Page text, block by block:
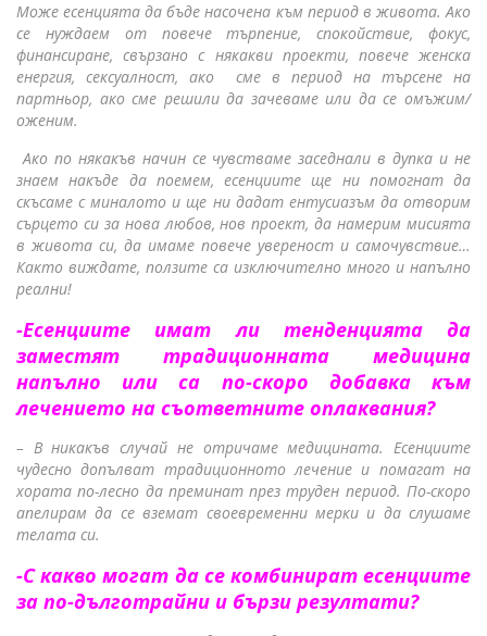
Може есенцията да бъде насочена към период в живота. Ако
се нуждаем от повече търпение, спокойствие, фокус,
финансиране, свързано с някакви проекти, повече женска
енергия, сексуалност, ако сме в период на търсене на
партньор, ако сме решили да зачеваме или да се омъжим/
оженим.
Ако по някакъв начин се чувстваме заседнали в дупка и не
знаем накъде да поемем, есенциите ще ни помогнат да
скъсаме с миналото и ще ни дадат ентусиазъм да отворим
сърцето си за нова любов, нов проект, да намерим мисията
в живота си, да имаме повече увереност и самочувствие…
Както виждате, ползите са изключително много и напълно
реални!
-Есенциите имат ли тенденцията да
заместят традиционната медицина
напълно или са по-скоро добавка към
лечението на съответните оплаквания?
– В никакъв случай не отричаме медицината. Есенциите
чудесно допълват традиционното лечение и помагат на
хората по-лесно да преминат през труден период. По-скоро
апелирам да се вземат своевременни мерки и да слушаме
телата си.
-С какво могат да се комбинират есенциите
за по-дълготрайни и бързи резултати?